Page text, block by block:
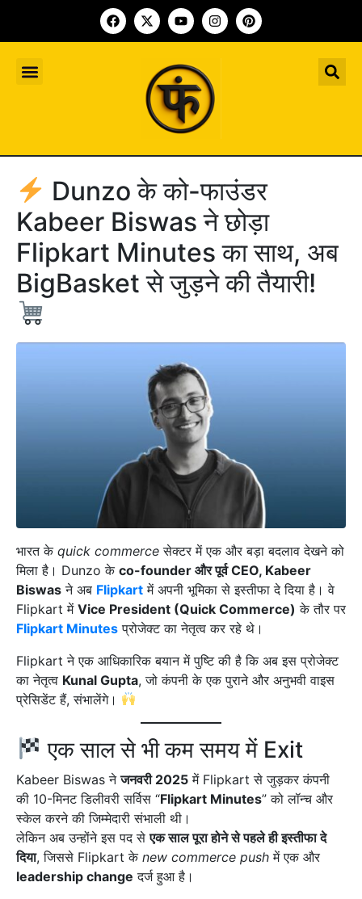
Dunzo के को-फाउंडर
Kabeer Biswas ने छोड़ा
Flipkart Minutes का साथ, अब
BigBasket से जुड़ने की तैयारी!
भारत के quick commerce सेक्टर में एक और बड़ा बदलाव देखने को
मिला है। Dunzo के co-founder और पूर्व CEO, Kabeer
Biswas ने अब Flipkart में अपनी भूमिका से इस्तीफा दे दिया है। वे
Flipkart में Vice President (Quick Commerce) के तौर पर
Flipkart Minutes प्रोजेक्ट का नेतृत्व कर रहे थे।
Flipkart ने एक आधिकारिक बयान में पुष्टि की है कि अब इस प्रोजेक्ट
का नेतृत्व Kunal Gupta, जो कंपनी के एक पुराने और अनुभवी वाइस
प्रेसिडेंट हैं, संभालेंगे।
एक साल से भी कम समय में Exit
Kabeer Biswas नेजनवरी 2025 में Flipkart से जुड़कर कंपनी
की 10-मिनट डिलीवरी सर्विस “Flipkart Minutes” को लॉन्च और
स्केल करने की जिम्मेदारी संभाली थी।
लेकिन अब उन्होंने इस पद सेएक साल पूरा होने से पहले ही इस्तीफा दे
दिया, जिससे Flipkart के new commerce push में एक और
leadership change दर्ज हुआ है।